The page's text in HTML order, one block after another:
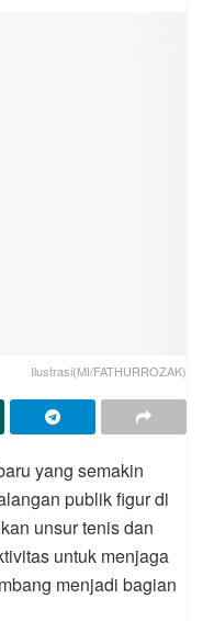
Ilustrasi(MI/FATHURROZAK)
yang semakin
publik figur di
unsur tenis dan
untuk menjaga
menjadi bagian